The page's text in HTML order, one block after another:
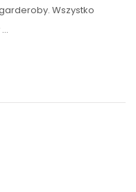
Wszystko
…